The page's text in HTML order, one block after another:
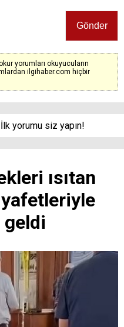
yorumları okuyucuların
ilgihaber.com hiçbir
yorumu siz yapın!
ısıtan